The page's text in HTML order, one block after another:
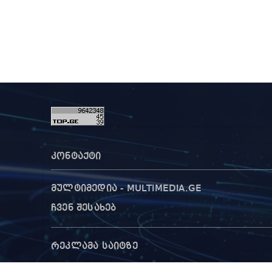
კონტაქტი
მულტიმედია - MULTIMEDIA.GE
ჩვენ შესახებ
რეკლამა საიტზე